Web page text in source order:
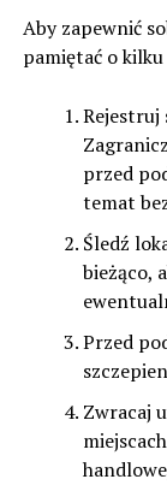
Aby zapewnić
pamiętać o
Rejestruj
przed
temat
Śledź
bieżąco,
Przed
Zwracaj